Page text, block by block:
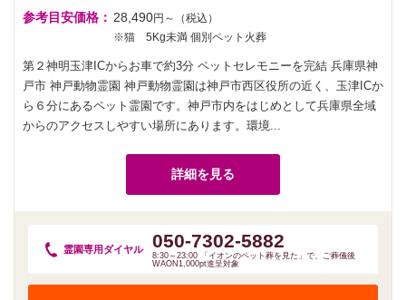
参考目安価格： 28,490円～（税込）
※猫 5Kg未満 個別ペット火葬
第２神明玉津ICからお車で約3分 ペットセレモニーを完結 兵庫県神
戸市 神戸動物霊園 神戸動物霊園は神戸市西区役所の近く、玉津ICか
ら６分にあるペット霊園です。神戸市内をはじめとして兵庫県全域
からのアクセスしやすい場所にあります。環境...
詳細を見る
霊園専用 ダイヤル 050-7302-5882
8:30～23:00 「イオンのペット葬を見た」で、ご葬儀後
WAON1,000pt進呈対象